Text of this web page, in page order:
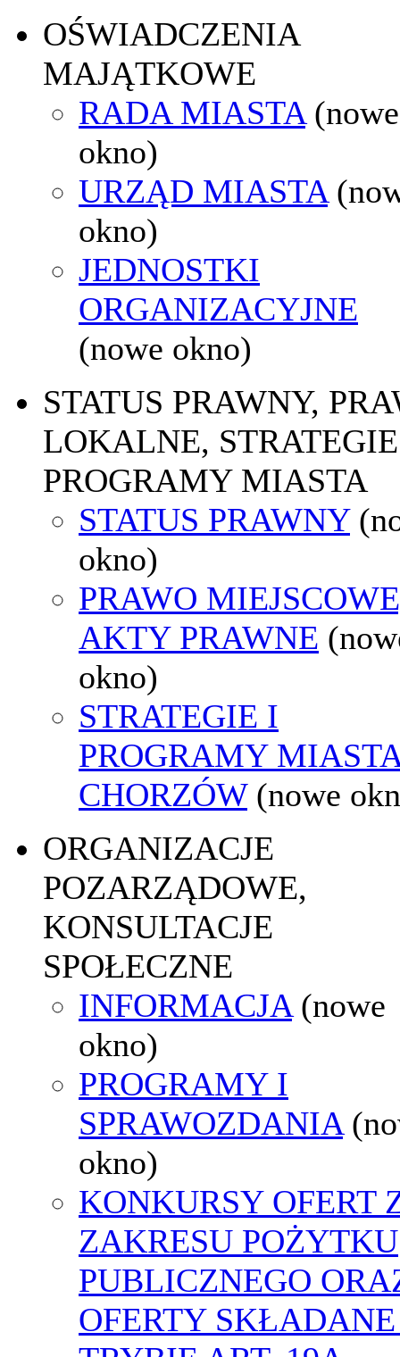
OŚWIADCZENIA
MAJĄTKOWE
RADA MIASTA (nowe
okno)
URZĄD MIASTA
okno)
JEDNOSTKI
ORGANIZACYJNE
(nowe okno)
STATUS PRAWNY,
LOKALNE,
PROGRAMY MIASTA
STATUS PRAWNY
okno)
PRAWO
AKTY PRAWNE
okno)
STRATEGIE I
PROGRAMY
CHORZÓW (nowe
ORGANIZACJE
POZARZĄDOWE,
KONSULTACJE
SPOŁECZNE
INFORMACJA (nowe
okno)
PROGRAMY I
SPRAWOZDANIA
okno)
KONKURSY OFERT
ZAKRESU POŻYTKU
PUBLICZNEGO
OFERTY